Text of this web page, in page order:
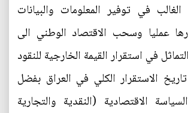
في توفير المعلومات والبيانات
عمليا وسحب الاقتصاد الوطني الى
في استقرار القيمة الخارجية للنقود
الاستقرار الكلي في العراق بفضل
الاقتصادية (النقدية والتجارية